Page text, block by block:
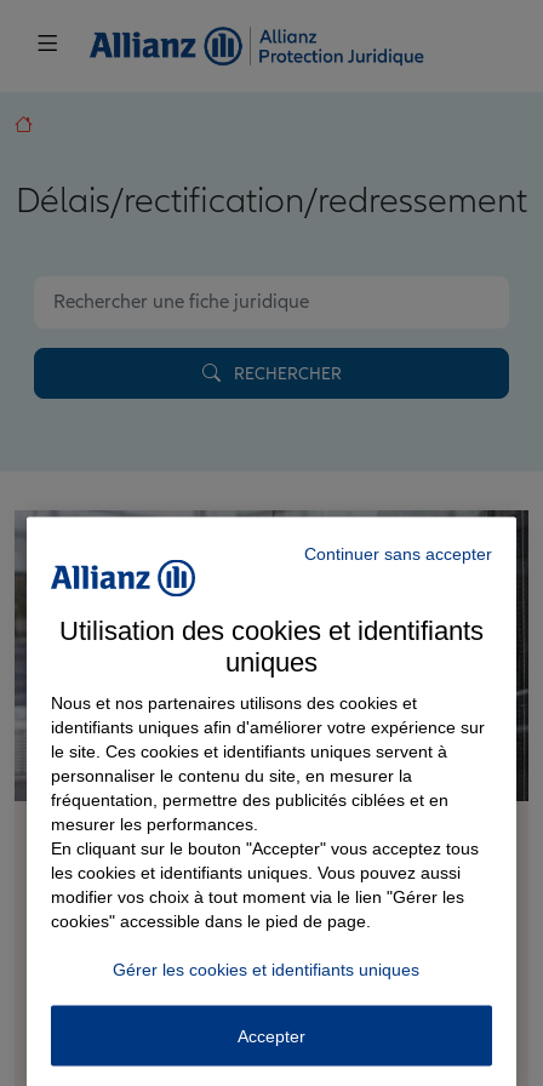
Délais/rectification/redressement
RECHERCHER
L'administration fiscale m'adresse une
procédure de rectification. Quel est le délai
de reprise de l’administration ?
sont parfois erronées, inexactes ou insuffisantes.
le cadre d’une procédure de rectification contradictoire
Continuer sans accepter
Utilisation des cookies et identifiants
uniques
Nous et nos partenaires utilisons des cookies et
identifiants uniques afin d'améliorer votre expérience sur
le site. Ces cookies et identifiants uniques servent à
personnaliser le contenu du site, en mesurer la
fréquentation, permettre des publicités ciblées et en
mesurer les performances.
En cliquant sur le bouton "Accepter" vous acceptez tous
les cookies et identifiants uniques. Vous pouvez aussi
modifier vos choix à tout moment via le lien "Gérer les
cookies" accessible dans le pied de page.
Gérer les cookies et identifiants uniques
Accepter